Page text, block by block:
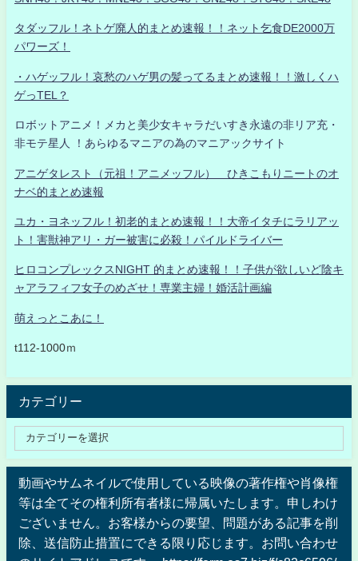
タダッフル！ネトゲ廃人的まとめ速報！！ネット乞食DE2000万
パワーズ！
・ハゲッフル！哀愁のハゲ男の髪ってるまとめ速報！！激しくハ
ゲっTEL？
ロボットアニメ！メカと美少女キャラだいすき永遠の非リア充・
非モテ星人 ！あらゆるマニアの為のマニアックサイト
アニゲタレスト（元祖！アニメッフル） ひきこもりニートのオ
ナベ的まとめ速報
ユカ・ヨネッフル！初老的まとめ速報！！大帝イタチにラリアッ
ト！害獣神アリ・ガー被害に必殺！パイルドライバー
ヒロコンプレックスNIGHT 的まとめ速報！！子供が欲しいど陰キ
ャアラフィフ女子のめざせ！専業主婦！婚活計画編
萌えっとこあに！
t112-1000ｍ
カテゴリー
動画やサムネイルで使用している映像の著作権や肖像権
等は全てその権利所有者様に帰属いたします。申しわけ
ございません。お客様からの要望、問題がある記事を削
除、送信防止措置にできる限り応じます。お問い合わせ